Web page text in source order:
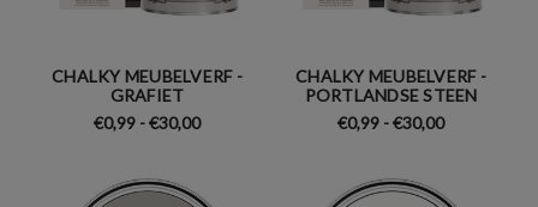
CHALKY MEUBELVERF -
GRAFIET
€0,99 - €30,00
CHALKY MEUBELVERF -
PORTLANDSE STEEN
€0,99 - €30,00